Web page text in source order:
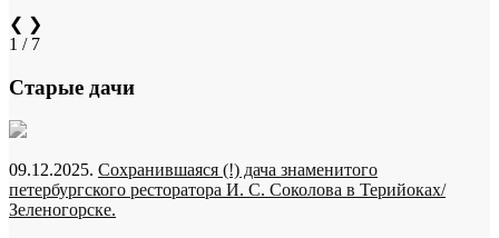
❮ ❯
1 / 7
Старые дачи
09.12.2025. Сохранившаяся (!) дача знаменитого
петербургского ресторатора И. С. Соколова в Терийоках/
Зеленогорске.